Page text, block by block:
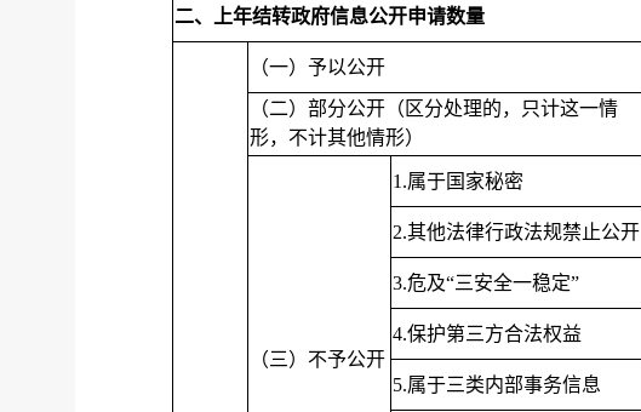
二、上年结转政府信息公开申请数量
（一）予以公开
（二）部分公开（区分处理的，只计这一情
形，不计其他情形）
（三）不予公开
1.属于国家秘密
2.其他法律行政法规禁止公开
3.危及“三安全一稳定”
4.保护第三方合法权益
5.属于三类内部事务信息